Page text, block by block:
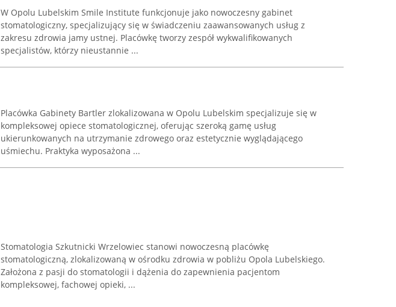
W Opolu Lubelskim Smile Institute funkcjonuje jako nowoczesny gabinet
stomatologiczny, specjalizujący się w świadczeniu zaawansowanych usług z
zakresu zdrowia jamy ustnej. Placówkę tworzy zespół wykwalifikowanych
specjalistów, którzy nieustannie ...
Placówka Gabinety Bartler zlokalizowana w Opolu Lubelskim specjalizuje się w
kompleksowej opiece stomatologicznej, oferując szeroką gamę usług
ukierunkowanych na utrzymanie zdrowego oraz estetycznie wyglądającego
uśmiechu. Praktyka wyposażona ...
Stomatologia Szkutnicki Wrzelowiec stanowi nowoczesną placówkę
stomatologiczną, zlokalizowaną w ośrodku zdrowia w pobliżu Opola Lubelskiego.
Założona z pasji do stomatologii i dążenia do zapewnienia pacjentom
kompleksowej, fachowej opieki, ...